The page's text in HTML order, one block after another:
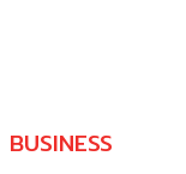
BUSINESS